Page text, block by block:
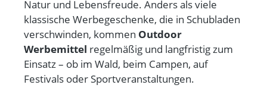
Natur und Lebensfreude. Anders als viele
klassische Werbegeschenke, die in Schubladen
verschwinden, kommen Outdoor
Werbemittel regelmäßig und langfristig zum
Einsatz– ob im Wald, beim Campen, auf
Festivals oder Sportveranstaltungen.